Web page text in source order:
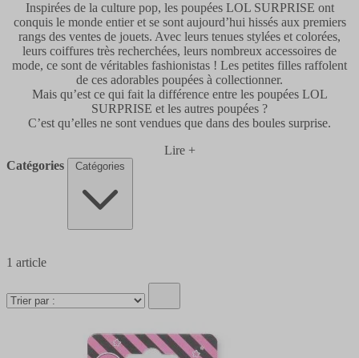
Inspirées de la culture pop, les poupées LOL SURPRISE ont
conquis le monde entier et se sont aujourd’hui hissés aux premiers
rangs des ventes de jouets. Avec leurs tenues stylées et colorées,
leurs coiffures très recherchées, leurs nombreux accessoires de
mode, ce sont de véritables fashionistas ! Les petites filles raffolent
de ces adorables poupées à collectionner.
Mais qu’est ce qui fait la différence entre les poupées LOL
SURPRISE et les autres poupées ?
C’est qu’elles ne sont vendues que dans des boules surprise.
Lire +
Catégories
Catégories
1 article